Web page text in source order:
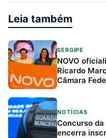
Leia também
SERGIPE
NOVO
Ricardo
Câmara
NOTÍCIAS
Concurso
encerra